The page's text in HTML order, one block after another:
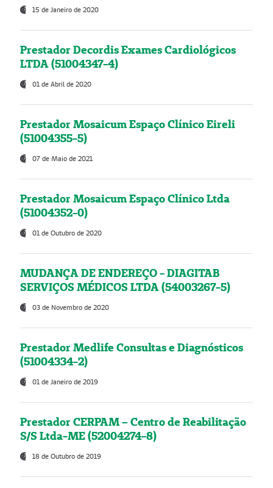
15 de Janeiro de 2020
Prestador Decordis Exames Cardiológicos
LTDA (51004347-4)
01 de Abril de 2020
Prestador Mosaicum Espaço Clínico Eireli
(51004355-5)
07 de Maio de 2021
Prestador Mosaicum Espaço Clínico Ltda
(51004352-0)
01 de Outubro de 2020
MUDANÇA DE ENDEREÇO - DIAGITAB
SERVIÇOS MÉDICOS LTDA (54003267-5)
03 de Novembro de 2020
Prestador Medlife Consultas e Diagnósticos
(51004334-2)
01 de Janeiro de 2019
Prestador CERPAM – Centro de Reabilitação
S/S Ltda-ME (52004274-8)
18 de Outubro de 2019